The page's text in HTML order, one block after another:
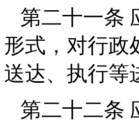
第二十一条
形式，对行政
送达、执行等
第二十二条